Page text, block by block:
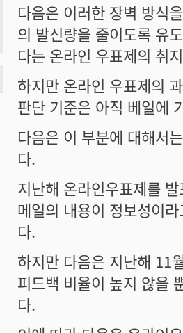
다음은 이러한 장벽 방식
의 발신량을 줄이도록 유
다는 온라인 우표제의 취
하지만 온라인 우표제의
판단 기준은 아직 베일에
다음은 이 부분에 대해서
다.
지난해 온라인우표제를
메일의 내용이 정보성이
다.
하지만 다음은 지난해 11
피드백 비율이 높지 않을
다.